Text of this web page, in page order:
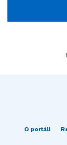
O portáli